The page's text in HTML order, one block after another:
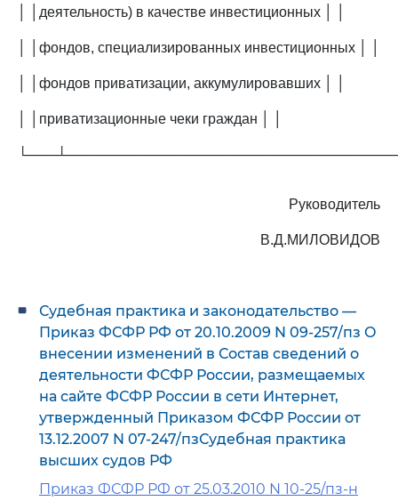
│ │деятельность) в качестве инвестиционных │ │
│ │фондов, специализированных инвестиционных │ │
│ │фондов приватизации, аккумулировавших │ │
│ │приватизационные чеки граждан │ │
Руководитель
В.Д.МИЛОВИДОВ
Судебная практика и законодательство —
Приказ ФСФР РФ от 20.10.2009 N 09-257/пз О
внесении изменений в Состав сведений о
деятельности ФСФР России, размещаемых
на сайте ФСФР России в сети Интернет,
утвержденный Приказом ФСФР России от
13.12.2007 N 07-247/пзСудебная практика
высших судов РФ
Приказ ФСФР РФ от 25.03.2010 N 10-25/пз-н